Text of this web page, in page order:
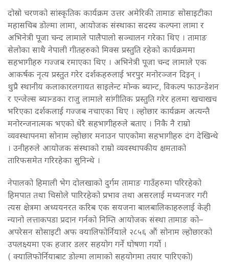
दोस्रो चरणको सांस्कृतिक कार्यक्रम उत्तर अमेरिकी तामाङ सोसाइटीका
महासचिब डोल्मा लामा, आयोजक संस्थाका सदस्य कल्पना लामा र
अभिनेत्री पूजा चन्द लामाले पालैपालो सञ्चालन गरेका थिए । तामाङ
सेलोका साथै नेपाली गीतहरुको मिक्स प्रस्तुति रहेको कार्यक्रममा
सहभागीहरु गज्जब रमाएका थिए । अभिनेत्री पूजा चन्द लामाले एक
आकर्षक नृत्य प्रस्तुत गरेर दर्शकहरुलाई भरपुर मनोरञ्जन दिइन् ।
थुप्रै स्थानीय कलाकारलगायत साइलेन्ट मोन्क ब्यान्ट, विकल्प फाउन्डेशन
र एन्जेल्स ब्यान्डका राजु लामाले सांगीतिक प्रस्तुति गरेर हलमा खचाखच
भरिएका दर्शकलाई गज्जब नचाएका थिए । ल्होछार कार्यक्रम अत्यन्तै
मनोरन्जनात्मक भएको धेरै सहभागीहरुले बताए । निकै नै राम्रो
व्यवस्थापनमा सोनाम ल्होछार मनाउन पाएकोमा सहभागीहरु दंग देखिन्थे
। उनीहरुले आयोजक संस्थाको राम्रो व्यवस्थापकीय क्षमताको
तारिफसमेत गरिरहेका सुनिन्थे ।
नेपालको हिमाली भेग दोलखाको दुर्गम तामाङ गाउँहरुमा परिरहेको
हिमपात तथा चिसोले पारिरहेको प्रभाव तथा असरलाई मध्यनजर गरी
त्यस क्षेत्रमा अध्ययनरत करिब एक सयजना बालबालिकाहरुलाई केही
न्यानो लत्ताकपडा प्रदान गर्नको निम्ति आयोजक संस्था तामाङ को–
अपरेसन सोसाइटी अफ क्यालिफोर्नियाले २८५६ औं सोनाम ल्होछारको
उपलक्ष्यमा एक हजार डलर सहयोग गर्ने घोषणा गर्यो ।
( क्यालिफोर्नियाबाट डोल्मा लामाको सहयोगमा तयार पारिएको)